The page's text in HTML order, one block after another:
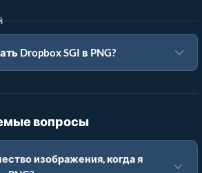
Dropbox SGI в PNG?
вопросы
изображения, когда я